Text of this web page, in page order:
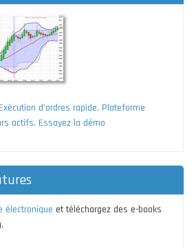
d'ordres rapide. Plateforme
actifs. Essayez la démo
électronique et téléchargez des e-books